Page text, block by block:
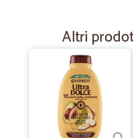
—Marco P.
Tutto perfetto e puntuale
Tutto perfetto e puntuale .perfetto
Altri